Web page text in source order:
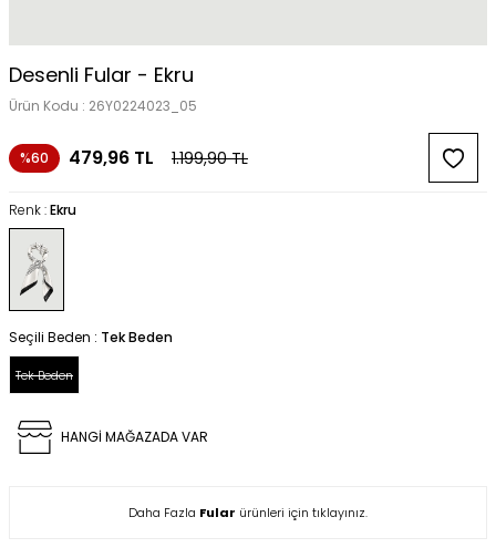
Desenli Fular - Ekru
Ürün Kodu : 26Y0224023_05
%60 479,96 TL 1.199,90TL
Renk :Ekru
Seçili Beden : Tek Beden
Tek Beden
HANGİ MAĞAZADA VAR
Daha Fazla Fular ürünleri için tıklayınız.